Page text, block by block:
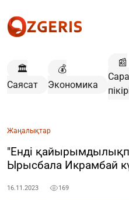
🏛️
Саясат
💰
Экономика
📰
Жаңалықтар
"Енді
Ырысбала Икрамбай
16.11.2023 169